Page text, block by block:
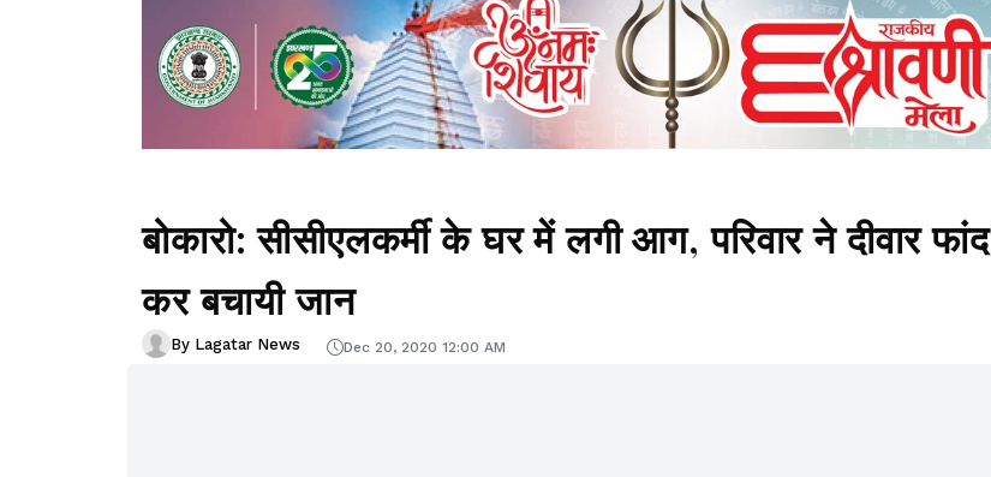
बोकारो: सीसीएलकर्मी के घर में लगी आग, परिवार ने दीवार फांद
कर बचायी जान
By Lagatar News Dec 20, 2020 12:00 AM